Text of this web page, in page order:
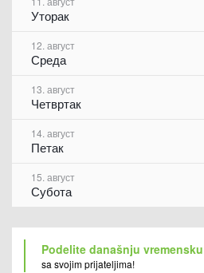
Уторак
12. август
Среда
13. август
Четвртак
14. август
Петак
15. август
Субота
Podelite današnju
sa svojim prijateljima!